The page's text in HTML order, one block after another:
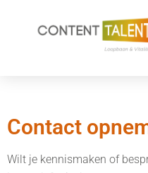
Contact
Wilt je kennismaken of